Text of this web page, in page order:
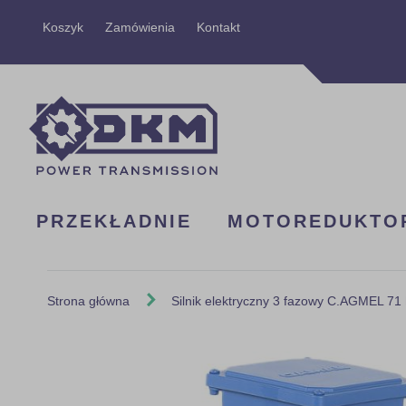
Koszyk Zamówienia KontaktPrzejdź
PRZEKŁADNIE
Strona główna Silnik elektryczny 3 fazowy C.AGMEL